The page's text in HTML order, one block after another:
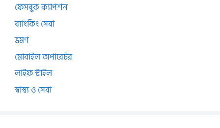
ফেসবুক ক্যাপশন
ব্যাংকিং সেবা
ভ্রমণ
মোবাইল অপারেটর
লাইফ স্টাইল
স্বাস্থ্য ও সেবা